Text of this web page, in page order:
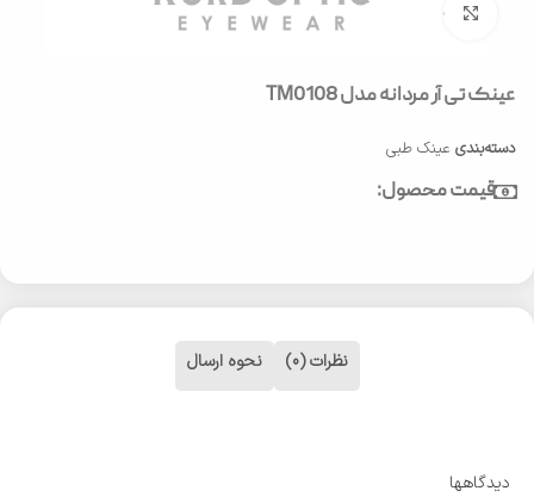
بزرگنمایی تصویر
عینک تی آر مردانه مدل TM0108
دسته‌بندی عینک طبی
قیمت محصول:
نظرات (0) نحوه ارسال
دیدگاهها